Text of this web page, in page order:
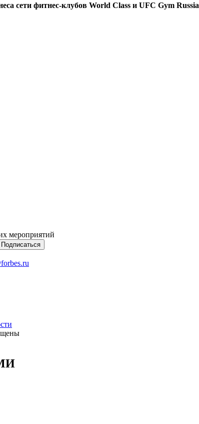
сети фитнес-клубов World Class и UFC Gym Russia
мероприятий
Подписаться